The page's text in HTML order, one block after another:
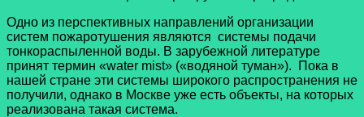
Одно из перспективных направлений организации
систем пожаротушения являются системы подачи
тонкораспыленной воды. В зарубежной литературе
принят термин «water mist» («водяной туман»). Пока в
нашей стране эти системы широкого распространения не
получили, однако в Москве уже есть объекты, на которых
реализована такая система.